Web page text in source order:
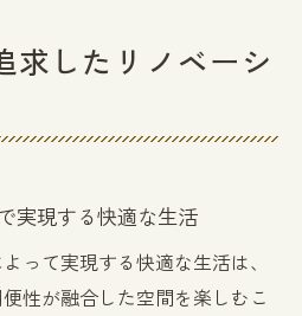
求したリノベーシ
実現する快適な生活
って実現する快適な生活は、
性が融合した空間を楽しむこ